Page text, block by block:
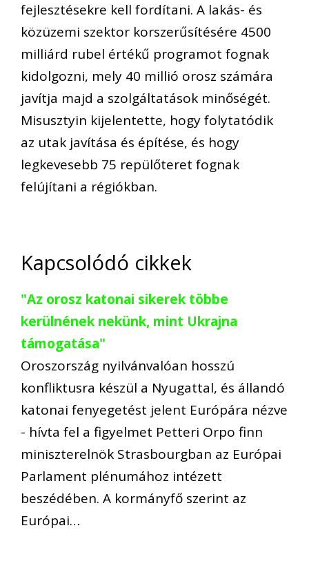
fejlesztésekre kell fordítani. A lakás- és
közüzemi szektor korszerűsítésére 4500
milliárd rubel értékű programot fognak
kidolgozni, mely 40 millió orosz számára
javítja majd a szolgáltatások minőségét.
Misusztyin kijelentette, hogy folytatódik
az utak javítása és építése, és hogy
legkevesebb 75 repülőteret fognak
felújítani a régiókban.
Kapcsolódó cikkek
"Az orosz katonai sikerek többe
kerülnének nekünk, mint Ukrajna
támogatása"
Oroszország nyilvánvalóan hosszú
konfliktusra készül a Nyugattal, és állandó
katonai fenyegetést jelent Európára nézve
- hívta fel a figyelmet Petteri Orpo finn
miniszterelnök Strasbourgban az Európai
Parlament plénumához intézett
beszédében. A kormányfő szerint az
Európai…